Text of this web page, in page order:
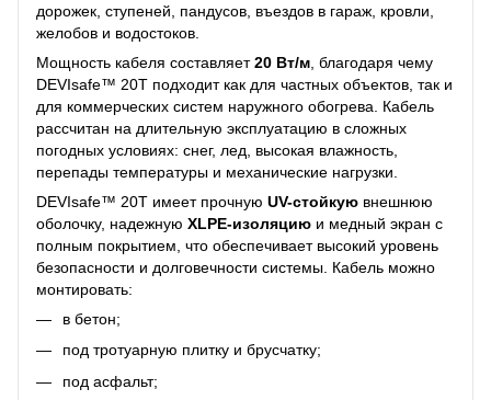
дорожек, ступеней, пандусов, въездов в гараж, кровли,
желобов и водостоков.
Мощность кабеля составляет20 Вт/м , благодаря чему
DEVIsafe™ 20T подходит как для частных объектов, так и
для коммерческих систем наружного обогрева. Кабель
рассчитан на длительную эксплуатацию в сложных
погодных условиях: снег, лед, высокая влажность,
перепады температуры и механические нагрузки.
DEVIsafe™ 20T имеет прочную UV-стойкую внешнюю
оболочку, надежную XLPE-изоляцию и медный экран с
полным покрытием, что обеспечивает высокий уровень
безопасности и долговечности системы. Кабель можно
монтировать:
в бетон;
под тротуарную плитку и брусчатку;
под асфальт;